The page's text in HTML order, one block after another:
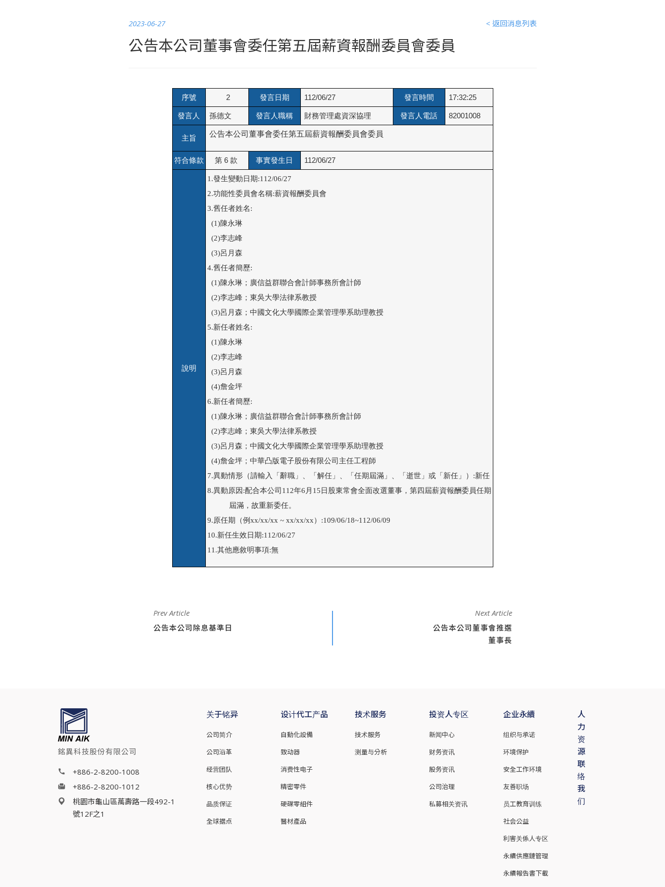
2023-06-27 < 返回消息列表
公告本公司董事會委任第五屆薪資報酬委員會委員
序號 2 發言日期 112/06/27 發言時間 17:32:25
發言人 孫德文 發言人職稱 財務管理處資深協理 發言人電話 82001008
主旨 公告本公司董事會委任第五屆薪資報酬委員會委員
符合條款 第 6 款 事實發生日 112/06/27
說明
1.發生變動日期:112/06/27
2.功能性委員會名稱:薪資報酬委員會
3.舊任者姓名:
  (1)陳永琳
  (2)李志峰
  (3)呂月森
4.舊任者簡歷:
  (1)陳永琳；廣信益群聯合會計師事務所會計師
  (2)李志峰；東吳大學法律系教授
  (3)呂月森；中國文化大學國際企業管理學系助理教授
5.新任者姓名:
  (1)陳永琳
  (2)李志峰
  (3)呂月森
  (4)詹金坪
6.新任者簡歷:
  (1)陳永琳；廣信益群聯合會計師事務所會計師
  (2)李志峰；東吳大學法律系教授
  (3)呂月森；中國文化大學國際企業管理學系助理教授
  (4)詹金坪；中華凸版電子股份有限公司主任工程師
7.異動情形（請輸入「辭職」、「解任」、「任期屆滿」、「逝世」或「新任」）:新任
8.異動原因:配合本公司112年6月15日股東常會全面改選董事，第四屆薪資報酬委員任期
           屆滿，故重新委任。
9.原任期（例xx/xx/xx ~ xx/xx/xx）:109/06/18~112/06/09
10.新任生效日期:112/06/27
11.其他應敘明事項:無
Prev Article
公告本公司除息基準日
Next Article
公告本公司董事會推選
董事長
銘異科技股份有限公司
+886-2-8200-1008
+886-2-8200-1012
桃園市龜山區萬壽路一段492-1
號12F之1
关于铭异
公司简介
公司沿革
经营团队
核心优势
品质保证
全球据点
设计代工产品
自動化設備
致动器
消费性电子
精密零件
硬碟零組件
醫材產品
技术服务
技术服务
测量与分析
投资人专区
新闻中心
财务资讯
股务资讯
公司治理
私募相关资讯
企业永續
组织与承诺
环境保护
安全工作环境
友善职场
员工教育训练
社会公益
利害关係人专区
永續供應鏈管理
永續報告書下載
人
力
资
源
联
络
我
们